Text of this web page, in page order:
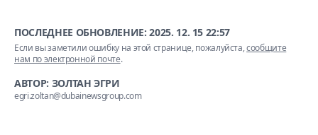
ПОСЛЕДНЕЕ ОБНОВЛЕНИЕ:2025. 12. 15 22:57
Если вы заметили ошибку на этой странице, пожалуйста,сообщите
нам по электронной почте.
АВТОР: ЗОЛТАН ЭГРИ
egri.zoltan@dubainewsgroup.com